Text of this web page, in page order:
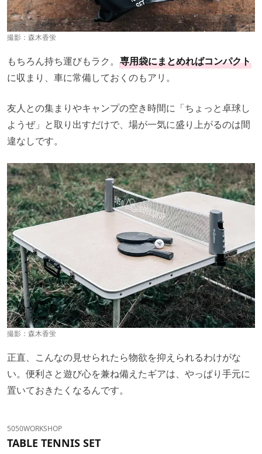
撮影： 森木香蛍
もちろん持ち運びもラク。 専用袋にまとめればコンパクト
に収まり、車に常備しておくのもアリ。
友人との集まりやキャンプの空き時間に「ちょっと卓球し
ようぜ」と取り出すだけで、場が一気に盛り上がるのは間
違なしです。
撮影： 森木香蛍
正直、こんなの見せられたら物欲を抑えられるわけがな
い。便利さと遊び心を兼ね備えたギアは、やっぱり手元に
置いておきたくなるんです。
5050WORKSHOP
TABLE TENNIS SET